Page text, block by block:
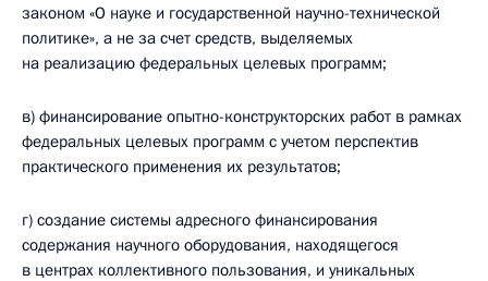
законом «О науке и государственной научно-технической
политике», а не за счет средств, выделяемых
на реализацию федеральных целевых программ;
в) финансирование опытно-конструкторских работ в рамках
федеральных целевых программ с учетом перспектив
практического применения их результатов;
г) создание системы адресного финансирования
содержания научного оборудования, находящегося
в центрах коллективного пользования, и уникальных